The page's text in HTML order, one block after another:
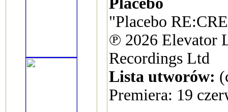
"Placebo
℗ 2026 Elevator
Recordings Ltd
Lista utworów:
Premiera: 19